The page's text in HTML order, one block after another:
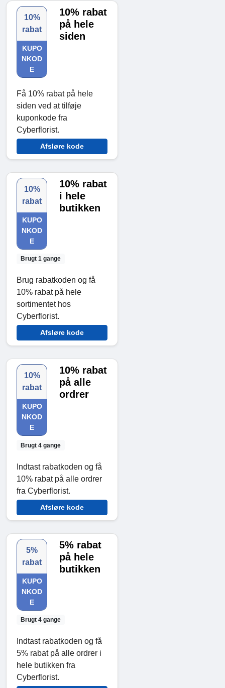
10%
rabat
KUPO
NKOD
E
10% rabat
på hele
siden
Få 10% rabat på hele
siden ved at tilføje
kuponkode fra
Cyberflorist.
Afsløre kode
10%
rabat
KUPO
NKOD
E
Brugt 1 gange
10% rabat
i hele
butikken
Brug rabatkoden og få
10% rabat på hele
sortimentet hos
Cyberflorist.
Afsløre kode
10%
rabat
KUPO
NKOD
E
Brugt 4 gange
10% rabat
på alle
ordrer
Indtast rabatkoden og få
10% rabat på alle ordrer
fra Cyberflorist.
Afsløre kode
5%
rabat
KUPO
NKOD
E
Brugt 4 gange
5% rabat
på hele
butikken
Indtast rabatkoden og få
5% rabat på alle ordrer i
hele butikken fra
Cyberflorist.